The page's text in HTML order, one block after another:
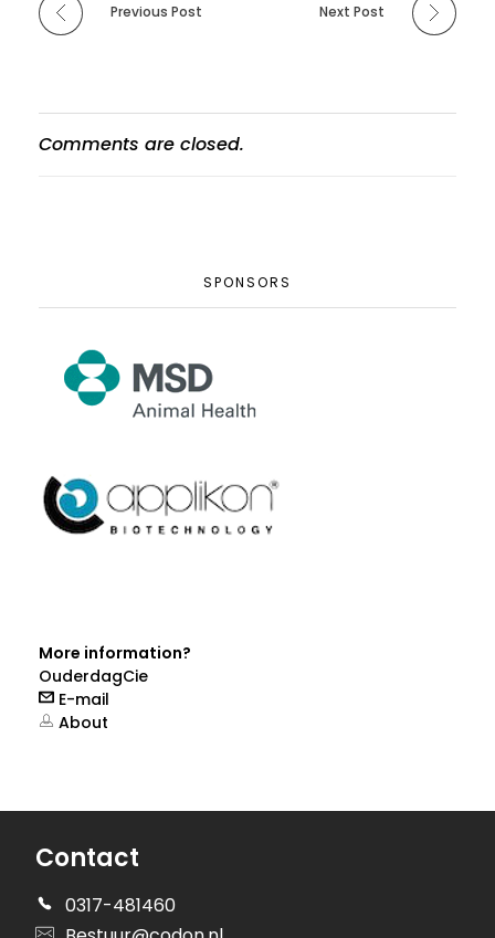
Previous Post Next Post
Comments are closed.
SPONSORS
More information?
OuderdagCie
E-mail
About
Contact
0317-481460